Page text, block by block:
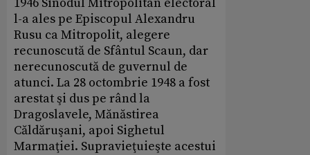
l-a ales pe Episcopul Alexandru
Rusu ca Mitropolit, alegere
recunoscută de Sfântul Scaun, dar
nerecunoscută de guvernul de
atunci. La 28 octombrie 1948 a fost
arestat şi dus pe rând la
Dragoslavele, Mănăstirea
Căldăruşani, apoi Sighetul
Marmaţiei. Supravieţuieşte acestui